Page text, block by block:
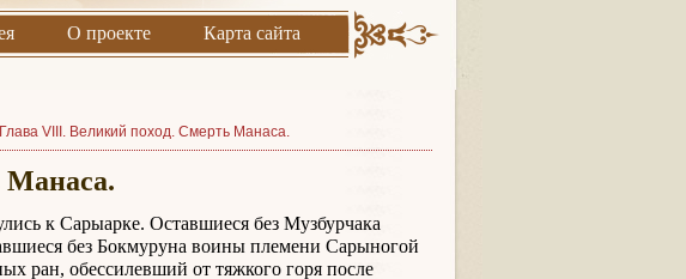
О проекте Карта сайта
Глава VIII. Великий поход. Смерть Манаса.
Манаса.
к Сарыарке. Оставшиеся без Музбурчака
без Бокмуруна воины племени Сарыногой
ран, обессилевший от тяжкого горя после